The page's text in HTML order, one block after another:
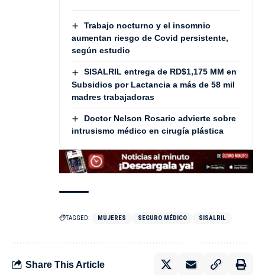
Trabajo nocturno y el insomnio
aumentan riesgo de Covid persistente,
según estudio
SISALRIL entrega de RD$1,175 MM en
Subsidios por Lactancia a más de 58 mil
madres trabajadoras
Doctor Nelson Rosario advierte sobre
intrusismo médico en cirugía plástica
TAGGED: MUJERES SEGURO MÉDICO SISALRIL
Share This Article